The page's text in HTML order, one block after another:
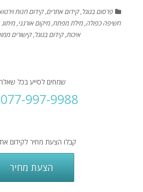
פרסום בגוגל,קידום אתרים,קידום חנות
חשיפה כפולה,מילת מפתח,מיקום אורגני,מיתוג
איכות,קידום בגוגל,קישורים
שמחים לסייע בכל
077-997-9988
קבלו הצעת מחיר לקידום
הצעת מחיר